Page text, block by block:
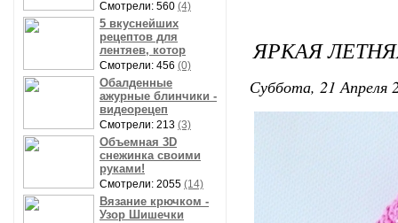
Смотрели: 560 (4)
5 вкуснейших
рецептов для
лентяев, котор
Смотрели: 456 (0)
Обалденные
ажурные блинчики -
видеорецеп
Смотрели: 213 (3)
Объемная 3D
снежинка своими
руками!
Смотрели: 2055 (14)
Вязание крючком -
Узор Шишечки
ЯРКАЯ
Суббота, 21 Апреля